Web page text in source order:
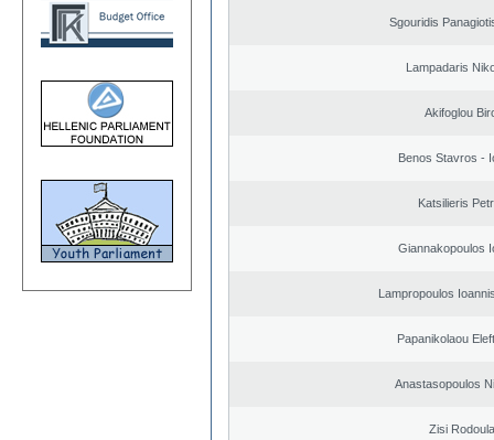
Sgouridis
Lampadaris
Akifoglou
Benos Stavros -
Katsilieris
Giannakopoulos
Lampropoulos
Papanikolaou
Anastasopoulos
Zisi Rodoula